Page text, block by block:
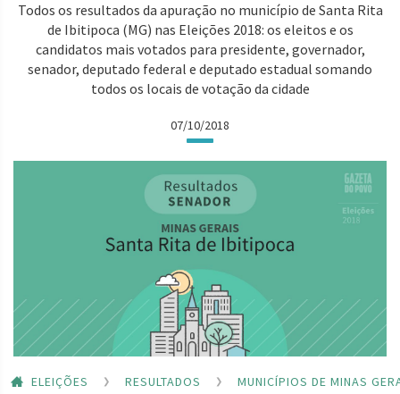
Todos os resultados da apuração no município de Santa Rita
de Ibitipoca (MG) nas Eleições 2018: os eleitos e os
candidatos mais votados para presidente, governador,
senador, deputado federal e deputado estadual somando
todos os locais de votação da cidade
07/10/2018
ELEIÇÕES RESULTADOS
MUNICÍPIOS DE MINAS